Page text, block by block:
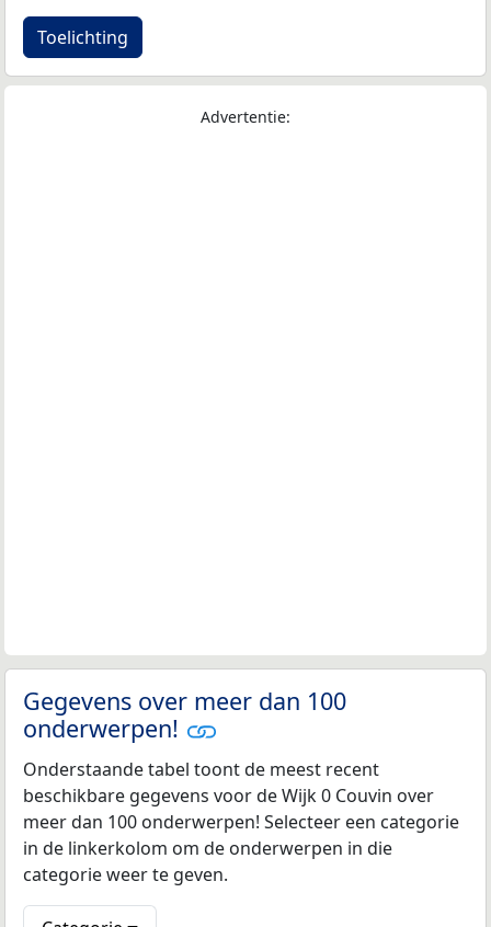
Toelichting
Advertentie:
Gegevens over meer dan 100
onderwerpen!
Onderstaande tabel toont de meest recent
beschikbare gegevens voor de Wijk 0 Couvin over
meer dan 100 onderwerpen! Selecteer een categorie
in de linkerkolom om de onderwerpen in die
categorie weer te geven.